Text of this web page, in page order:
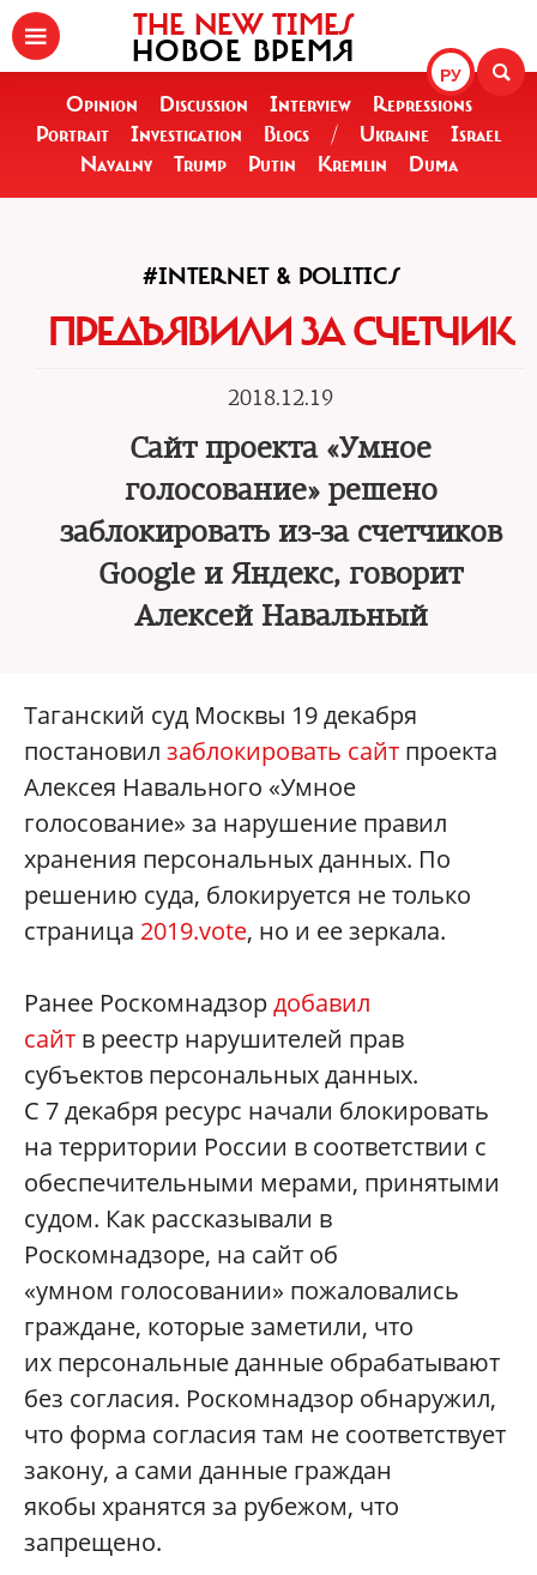
РУ
THE NEW TIMES
НОВОЕ ВРЕМЯ
Opinion Discussion Interview
Repressions
Portrait
Investigation Blogs / Ukraine
Israel
Navalny
Trump Putin Kremlin Duma
#INTERNET & POLITICS
ПРЕДЪЯВИЛИ ЗА СЧЕТЧИК
2018.12.19
Сайт проекта «Умное
голосование» решено
заблокировать из-за счетчиков
Google и Яндекс, говорит
Алексей Навальный
Таганский суд Москвы 19 декабря
постановил заблокировать сайт проекта
Алексея Навального «Умное
голосование» за нарушение правил
хранения персональных данных. По
решению суда, блокируется не только
страница 2019.vote, но и ее зеркала.
Ранее Роскомнадзордобавил
сайт в реестр нарушителей прав
субъектов персональных данных.
С 7 декабря ресурс начали блокировать
на территории России в соответствии с
обеспечительными мерами, принятыми
судом. Как рассказывали в
Роскомнадзоре, на сайт об
«умном голосовании» пожаловались
граждане, которые заметили, что
их персональные данные обрабатывают
без согласия. Роскомнадзор обнаружил,
что форма согласия там не соответствует
закону, а сами данные граждан
якобы хранятся за рубежом, что
запрещено.